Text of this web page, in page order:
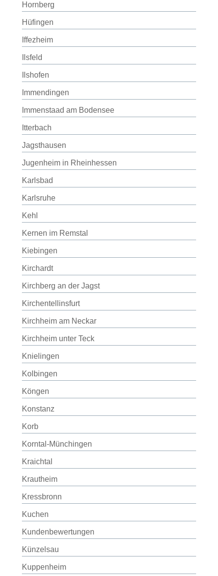
Hornberg
Hüfingen
Iffezheim
Ilsfeld
Ilshofen
Immendingen
Immenstaad am Bodensee
Itterbach
Jagsthausen
Jugenheim in Rheinhessen
Karlsbad
Karlsruhe
Kehl
Kernen im Remstal
Kiebingen
Kirchardt
Kirchberg an der Jagst
Kirchentellinsfurt
Kirchheim am Neckar
Kirchheim unter Teck
Knielingen
Kolbingen
Köngen
Konstanz
Korb
Korntal-Münchingen
Kraichtal
Krautheim
Kressbronn
Kuchen
Kundenbewertungen
Künzelsau
Kuppenheim